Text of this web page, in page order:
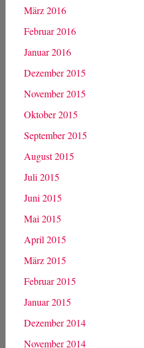
März 2016
Februar 2016
Januar 2016
Dezember 2015
November 2015
Oktober 2015
September 2015
August 2015
Juli 2015
Juni 2015
Mai 2015
April 2015
März 2015
Februar 2015
Januar 2015
Dezember 2014
November 2014